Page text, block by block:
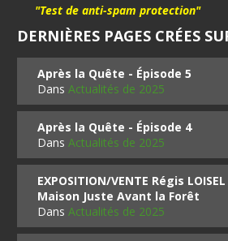
"Test de anti-spam protection"
DERNIÈRES PAGES CRÉES
Après la Quête - Épisode 5
DansActualités de 2025
Après la Quête - Épisode 4
DansActualités de 2025
EXPOSITION/VENTE Régis
Maison Juste Avant la Forêt
DansActualités de 2025